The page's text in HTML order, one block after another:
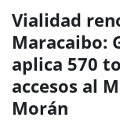
Vialidad
Maracaibo:
aplica 570
accesos al
Morán